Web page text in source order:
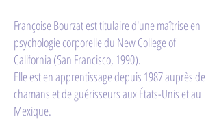
Françoise Bourzat est titulaire d'une maîtrise en
psychologie corporelle du New College of
California (San Francisco, 1990).
Elle est en apprentissage depuis 1987 auprès de
chamans et de guérisseurs aux États-Unis et au
Mexique.